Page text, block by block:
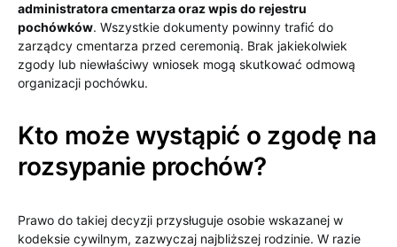
administratora cmentarza oraz wpis do rejestru
pochówków. Wszystkie dokumenty powinny trafić do
zarządcy cmentarza przed ceremonią. Brak jakiekolwiek
zgody lub niewłaściwy wniosek mogą skutkować odmową
organizacji pochówku.
Kto może wystąpić o zgodę na
rozsypanie prochów?
Prawo do takiej decyzji przysługuje osobie wskazanej w
kodeksie cywilnym, zazwyczaj najbliższej rodzinie. W razie